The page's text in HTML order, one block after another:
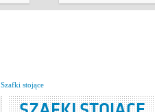
Szafki stojące